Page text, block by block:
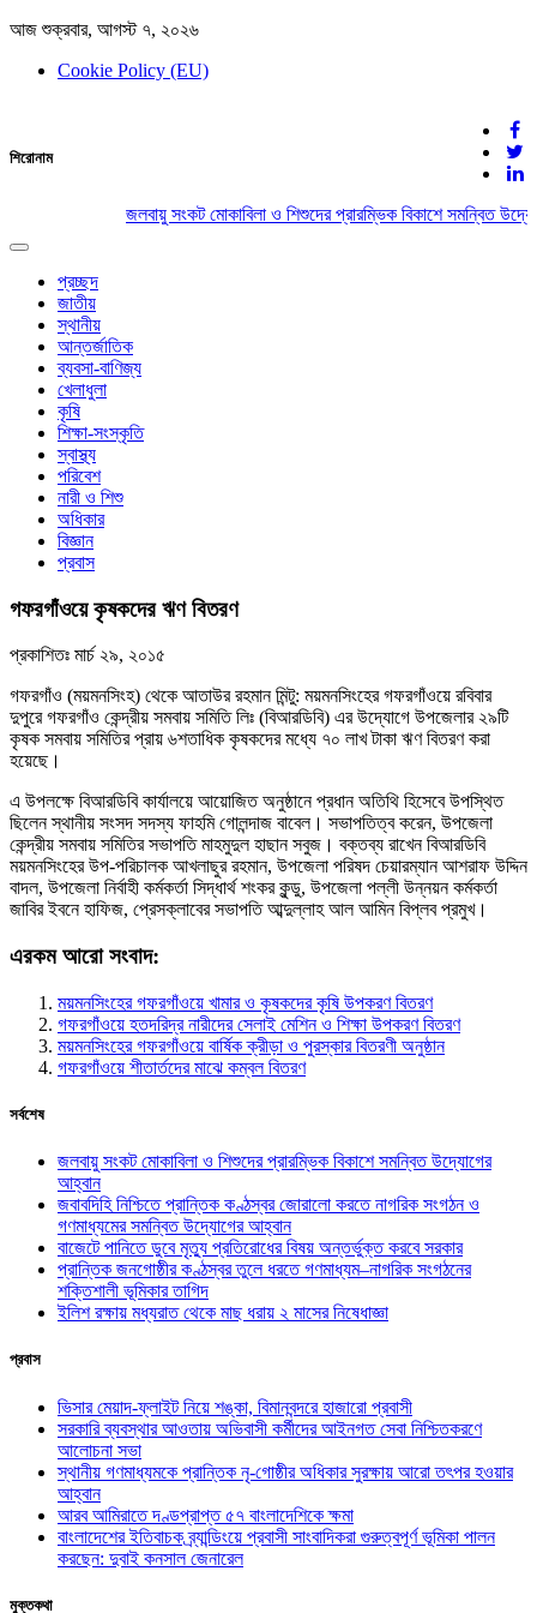
আজ শুক্রবার, আগস্ট ৭, ২০২৬
Cookie Policy (EU)
দেশের খবর
যুক্ত থাকুন দেশের সঙ্গে
শিরোনাম
জলবায়ু সংকট মোকাবিলা ও শিশুদের প্রারম্ভিক বিকাশে সমন্বিত
Toggle
navigation
প্রচ্ছদ
জাতীয়
স্থানীয়
আন্তর্জাতিক
ব্যবসা-বাণিজ্য
খেলাধুলা
কৃষি
শিক্ষা-সংস্কৃতি
স্বাস্থ্য
পরিবেশ
নারী ও শিশু
অধিকার
বিজ্ঞান
প্রবাস
গফরগাঁওয়ে কৃষকদের ঋণ বিতরণ
প্রকাশিতঃ মার্চ ২৯, ২০১৫
গফরগাঁও (ময়মনসিংহ) থেকে আতাউর রহমান মিন্টু: ময়মনসিংহের গফরগাঁওয়ে রবিবার
দুপুরে গফরগাঁও কেন্দ্রীয় সমবায় সমিতি লিঃ (বিআরডিবি) এর উদ্যোগে উপজেলার ২৯টি
কৃষক সমবায় সমিতির প্রায় ৬শতাধিক কৃষকদের মধ্যে ৭০ লাখ টাকা ঋণ বিতরণ করা
হয়েছে।
এ উপলক্ষে বিআরডিবি কার্যালয়ে আয়োজিত অনুষ্ঠানে প্রধান অতিথি হিসেবে উপস্থিত
ছিলেন স্থানীয় সংসদ সদস্য ফাহমি গোলন্দাজ বাবেল। সভাপতিত্ব করেন, উপজেলা
কেন্দ্রীয় সমবায় সমিতির সভাপতি মাহমুদুল হাছান সবুজ। বক্তব্য রাখেন বিআরডিবি
ময়মনসিংহের উপ-পরিচালক আখলাছুর রহমান, উপজেলা পরিষদ চেয়ারম্যান আশরাফ উদ্দিন
বাদল, উপজেলা নির্বাহী কর্মকর্তা সিদ্ধার্থ শংকর কুন্ডু, উপজেলা পল্লী উন্নয়ন কর্মকর্তা
জাবির ইবনে হাফিজ, প্রেসক্লাবের সভাপতি আব্দুল্লাহ আল আমিন বিপ্লব প্রমুখ।
এরকম আরো সংবাদ:
ময়মনসিংহের গফরগাঁওয়ে খামার ও কৃষকদের কৃষি উপকরণ বিতরণ
গফরগাঁওয়ে হতদরিদ্র নারীদের সেলাই মেশিন ও শিক্ষা উপকরণ বিতরণ
ময়মনসিংহের গফরগাঁওয়ে বার্ষিক ক্রীড়া ও পুরস্কার বিতরণী অনুষ্ঠান
গফরগাঁওয়ে শীতার্তদের মাঝে কম্বল বিতরণ
সর্বশেষ
জলবায়ু সংকট মোকাবিলা ও শিশুদের প্রারম্ভিক বিকাশে সমন্বিত উদ্যোগের
আহ্বান
জবাবদিহি নিশ্চিতে প্রান্তিক কণ্ঠস্বর জোরালো করতে নাগরিক সংগঠন ও
গণমাধ্যমের সমন্বিত উদ্যোগের আহ্বান
বাজেটে পানিতে ডুবে মৃত্যু প্রতিরোধের বিষয় অন্তর্ভুক্ত করবে সরকার
প্রান্তিক জনগোষ্ঠীর কণ্ঠস্বর তুলে ধরতে গণমাধ্যম–নাগরিক সংগঠনের
শক্তিশালী ভূমিকার তাগিদ
ইলিশ রক্ষায় মধ্যরাত থেকে মাছ ধরায় ২ মাসের নিষেধাজ্ঞা
প্রবাস
ভিসার মেয়াদ-ফ্লাইট নিয়ে শঙ্কা, বিমানবন্দরে হাজারো প্রবাসী
সরকারি ব্যবস্থার আওতায় অভিবাসী কর্মীদের আইনগত সেবা নিশ্চিতকরণে
আলোচনা সভা
স্থানীয় গণমাধ্যমকে প্রান্তিক নৃ-গোষ্ঠীর অধিকার সুরক্ষায় আরো তৎপর হওয়ার
আহ্বান
আরব আমিরাতে দণ্ডপ্রাপ্ত ৫৭ বাংলাদেশিকে ক্ষমা
বাংলাদেশের ইতিবাচক ব্র্যান্ডিংয়ে প্রবাসী সাংবাদিকরা গুরুত্বপূর্ণ ভূমিকা পালন
করছেন: দুবাই কনসাল জেনারেল
মুক্তকথা